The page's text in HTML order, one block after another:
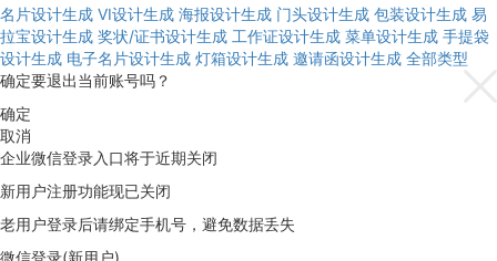
名片设计生成 VI设计生成 海报设计生成 门头设计生成 包装设计生成 易
拉宝设计生成 奖状/证书设计生成 工作证设计生成 菜单设计生成 手提袋
设计生成 电子名片设计生成 灯箱设计生成 邀请函设计生成 全部类型
确定要退出当前账号吗？
确定
取消
企业微信登录入口将于近期关闭
新用户注册功能现已关闭
老用户登录后请绑定手机号，避免数据丢失